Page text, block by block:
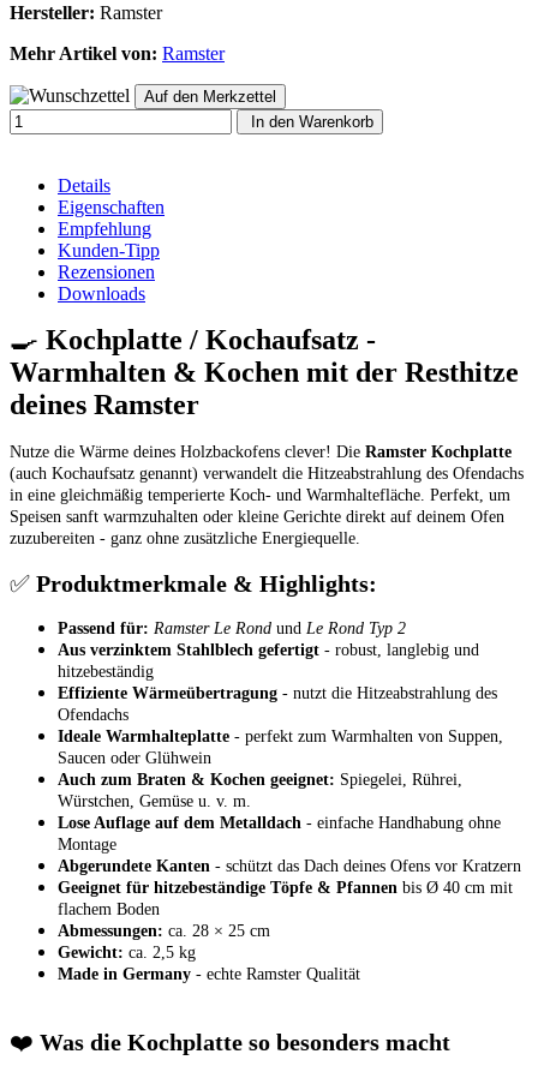
Hersteller: Ramster
Mehr Artikel von: Ramster
In den Warenkorb
Details
Eigenschaften
Empfehlung
Kunden-Tipp
Rezensionen
Downloads
🍳 Kochplatte / Kochaufsatz -
Warmhalten & Kochen mit der Resthitze
deines Ramster
Nutze die Wärme deines Holzbackofens clever! Die Ramster Kochplatte
(auch Kochaufsatz genannt) verwandelt die Hitzeabstrahlung des Ofendachs
in eine gleichmäßig temperierte Koch- und Warmhaltefläche. Perfekt, um
Speisen sanft warmzuhalten oder kleine Gerichte direkt auf deinem Ofen
zuzubereiten - ganz ohne zusätzliche Energiequelle.
✅ Produktmerkmale & Highlights:
Passend für: Ramster Le Rond und Le Rond Typ 2
Aus verzinktem Stahlblech gefertigt - robust, langlebig und
hitzebeständig
Effiziente Wärmeübertragung - nutzt die Hitzeabstrahlung des
Ofendachs
Ideale Warmhalteplatte - perfekt zum Warmhalten von Suppen,
Saucen oder Glühwein
Auch zum Braten & Kochen geeignet: Spiegelei, Rührei,
Würstchen, Gemüse u. v. m.
Lose Auflage auf dem Metalldach - einfache Handhabung ohne
Montage
Abgerundete Kanten - schützt das Dach deines Ofens vor Kratzern
Geeignet für hitzebeständige Töpfe & Pfannen bis Ø 40 cm mit
flachem Boden
Abmessungen: ca. 28 × 25 cm
Gewicht: ca. 2,5 kg
Made in Germany - echte Ramster Qualität
❤️ Was die Kochplatte so besonders macht